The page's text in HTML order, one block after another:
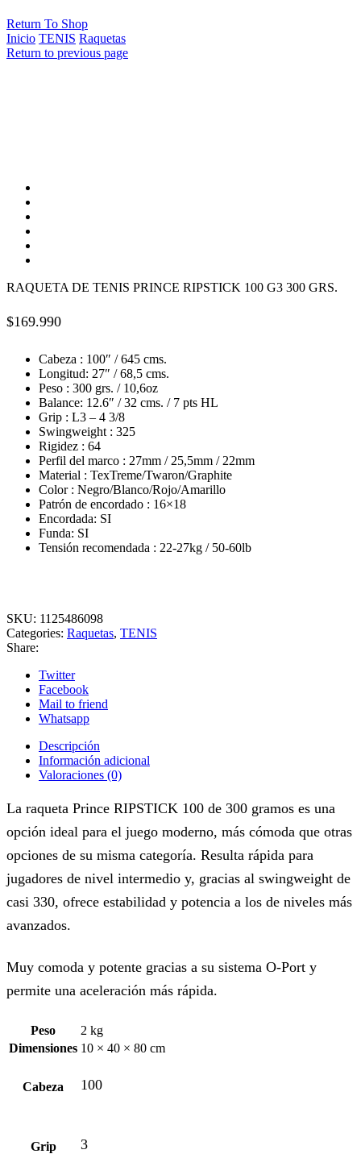
Return To Shop
Inicio TENIS Raquetas
Return to previous page
RAQUETA DE TENIS PRINCE RIPSTICK 100 G3 300 GRS.
$169.990
Cabeza : 100″ / 645 cms.
Longitud: 27″ / 68,5 cms.
Peso : 300 grs. / 10,6oz
Balance: 12.6″ / 32 cms. / 7 pts HL
Grip : L3 – 4 3/8
Swingweight : 325
Rigidez : 64
Perfil del marco : 27mm / 25,5mm / 22mm
Material : TexTreme/Twaron/Graphite
Color : Negro/Blanco/Rojo/Amarillo
Patrón de encordado : 16×18
Encordada: SI
Funda: SI
Tensión recomendada : 22-27kg / 50-60lb
SKU: 1125486098
Categories: Raquetas, TENIS
Share:
Twitter
Facebook
Mail to friend
Whatsapp
Descripción
Información adicional
Valoraciones (0)
La raqueta Prince RIPSTICK 100 de 300 gramos es una
opción ideal para el juego moderno, más cómoda que otras
opciones de su misma categoría. Resulta rápida para
jugadores de nivel intermedio y, gracias al swingweight de
casi 330, ofrece estabilidad y potencia a los de niveles más
avanzados.
Muy comoda y potente gracias a su sistema O-Port y
permite una aceleración más rápida.
Peso
2 kg
Dimensiones 10 × 40 × 80 cm
Cabeza 100
Grip 3